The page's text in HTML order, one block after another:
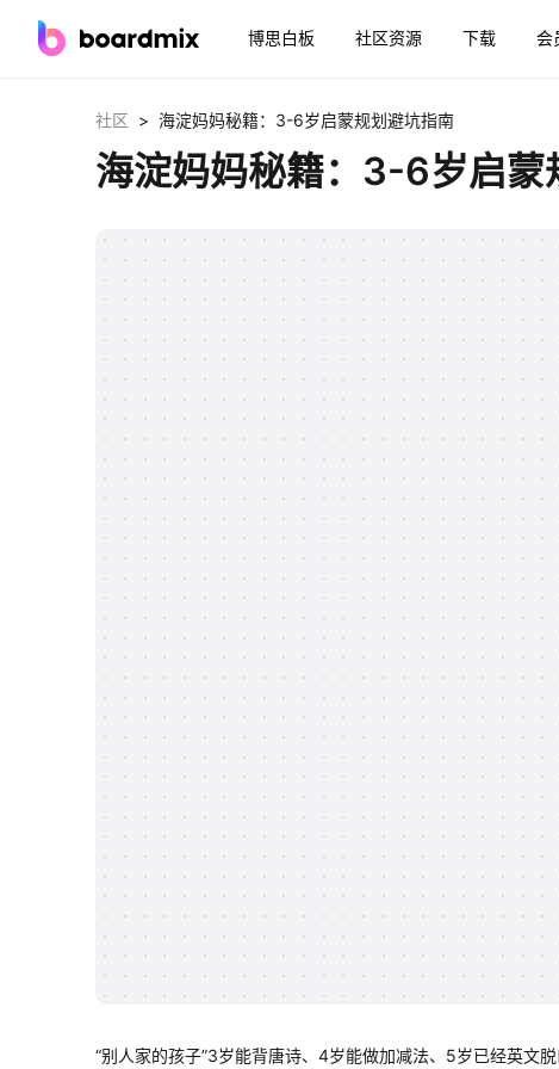
博思白板 社区资源 下载 会
社区 > 海淀妈妈秘籍：3-6岁启蒙规划避坑指南
海淀妈妈秘籍：3-6岁启蒙
“别人家的孩子”3岁能背唐诗、4岁能做加减法、5岁已经英